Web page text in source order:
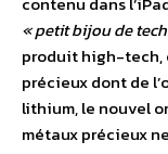
« petit bijou de
produit high-tech,
précieux dont de
lithium, le nouvel
métaux précieux